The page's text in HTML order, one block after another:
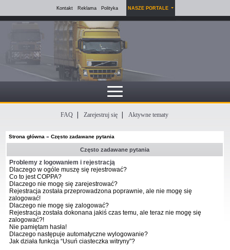
Kontakt Reklama Polityka NASZE PORTALE
FAQ Zarejestruj się Aktywne tematy
Strona główna »Często zadawane pytania
Często zadawane pytania
Problemy z logowaniem i rejestracją
Dlaczego w ogóle muszę się rejestrować?
Co to jest COPPA?
Dlaczego nie mogę się zarejestrować?
Rejestracja została przeprowadzona poprawnie, ale nie mogę się
zalogować!
Dlaczego nie mogę się zalogować?
Rejestracja została dokonana jakiś czas temu, ale teraz nie mogę się
zalogować?!
Nie pamiętam hasła!
Dlaczego następuje automatyczne wylogowanie?
Jak działa funkcja “Usuń ciasteczka witryny”?